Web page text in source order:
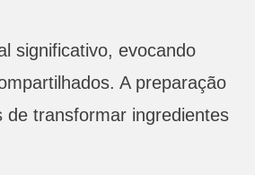
significativo, evocando
A preparação
de transformar ingredientes